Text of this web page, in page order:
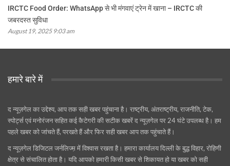
IRCTC Food Order: WhatsApp से भी मंगवाएं ट्रेन में खाना – IRCTC की
जबरदस्त सुविधा
August 19, 2025 9:03 am
हमारे बारे में
द न्यूज़गेल का उद्देश्य, आप तक सही खबर पहुंचाना है। राष्ट्रीय, अंतराष्ट्रीय, राजनीति, टेक,
स्पोर्ट्स एवं मनोरंजन सहित कई कैटेगरी की सटीक खबरें द न्यूज़गेल पर 24 घंटे उपलब्ध है। हम
पहले खबर को जांचते हैं, परखते हैं और फिर सही खबर आप तक पहुंचाते हैं।
द न्यूज़गेल डिजिटल जर्नलिज्म़ में विश्वास रखता है। हमारा कार्यालय दिल्ली के बुद्ध विहार, रोहिणी
क्षेत्र से संचालित होता है। यदि आपको हमारी किसी खबर से शिकायत हो या खबर को सही